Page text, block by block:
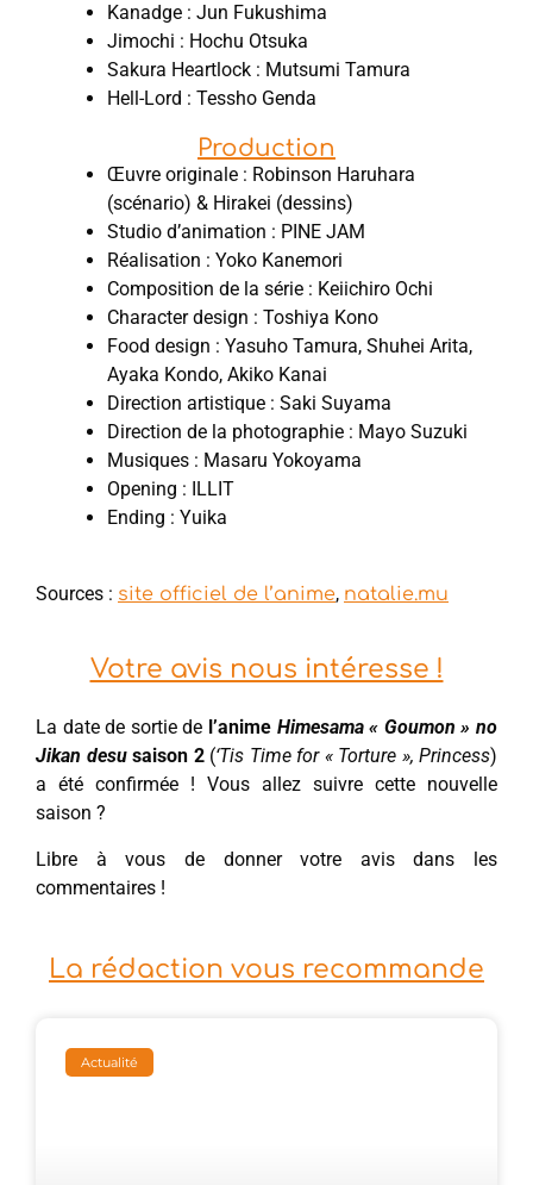
Kanadge : Jun Fukushima
Jimochi : Hochu Otsuka
Sakura Heartlock : Mutsumi Tamura
Hell-Lord : Tessho Genda
Production
Œuvre originale : Robinson Haruhara
(scénario) & Hirakei (dessins)
Studio d’animation : PINE JAM
Réalisation : Yoko Kanemori
Composition de la série : Keiichiro Ochi
Character design : Toshiya Kono
Food design : Yasuho Tamura, Shuhei Arita,
Ayaka Kondo, Akiko Kanai
Direction artistique : Saki Suyama
Direction de la photographie : Mayo Suzuki
Musiques : Masaru Yokoyama
Opening : ILLIT
Ending : Yuika
Sources : site officiel de l’anime, natalie.mu
Votre avis nous intéresse !
La date de sortie de l’anime Himesama « Goumon » no
Jikan desusaison 2(‘Tis Time for « Torture », Princess)
a été confirmée ! Vous allez suivre cette nouvelle
saison ?
Libre à vous de donner votre avis dans les
commentaires !
La rédaction vous recommande
Actualité